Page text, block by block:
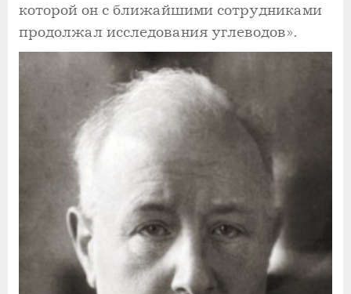
которой он с ближайшими сотрудниками
продолжал исследования углеводов».